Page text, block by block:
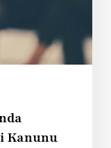
Kanunu